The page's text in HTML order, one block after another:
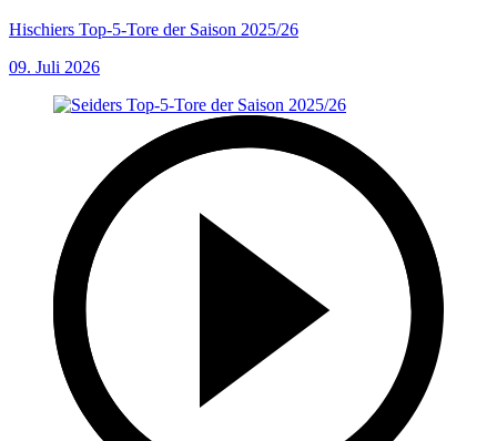
Hischiers Top-5-Tore der Saison 2025/26
09. Juli 2026